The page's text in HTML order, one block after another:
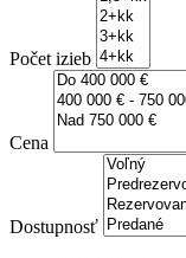
Počet izieb
Cena
Dostupnosť